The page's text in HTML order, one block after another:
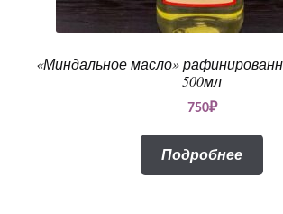
«Миндальное масло»
500мл
750₽
Подробнее